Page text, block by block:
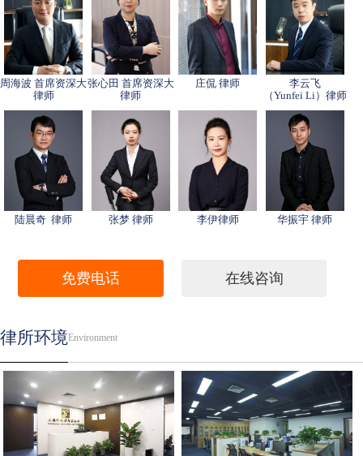
周海波 首席资深大
律师
张心田 首席资深大
律师
庄侃 律师
李云飞
（Yunfei Li）律师
陆晨奇 律师 张梦 律师 李伊律师 华振宇 律师
免费电话 在线咨询
律所环境Environment